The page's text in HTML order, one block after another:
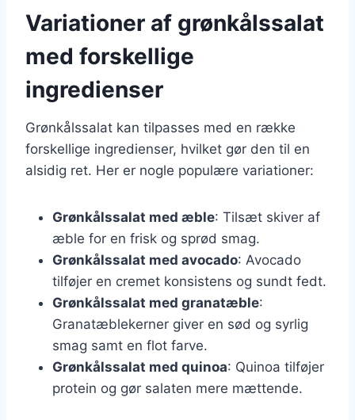
Variationer af grønkålssalat
med forskellige
ingredienser
Grønkålssalat kan tilpasses med en række
forskellige ingredienser, hvilket gør den til en
alsidig ret. Her er nogle populære variationer:
Grønkålssalat med æble: Tilsæt skiver af
æble for en frisk og sprød smag.
Grønkålssalat med avocado: Avocado
tilføjer en cremet konsistens og sundt fedt.
Grønkålssalat med granatæble:
Granatæblekerner giver en sød og syrlig
smag samt en flot farve.
Grønkålssalat med quinoa: Quinoa tilføjer
protein og gør salaten mere mættende.